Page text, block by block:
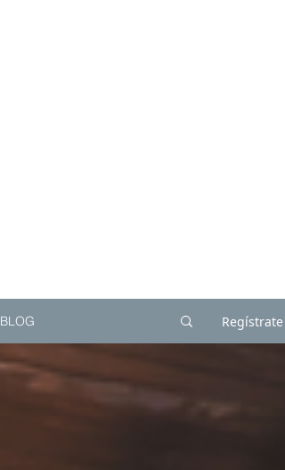
BLOG Regístrate